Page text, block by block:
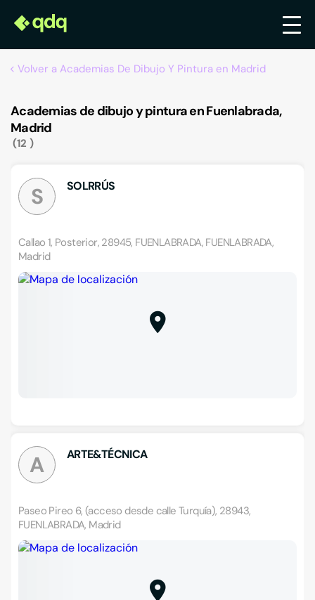
Volver a Academias De Dibujo Y Pintura en Madrid
Academias de dibujo y pintura en Fuenlabrada,
Madrid
12
S SOLRRÚS
Callao 1, Posterior, 28945, FUENLABRADA, FUENLABRADA,
Madrid
A ARTE&TÉCNICA
Paseo Pireo 6, (acceso desde calle Turquía), 28943,
FUENLABRADA, Madrid